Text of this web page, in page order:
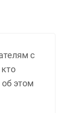
с
этом